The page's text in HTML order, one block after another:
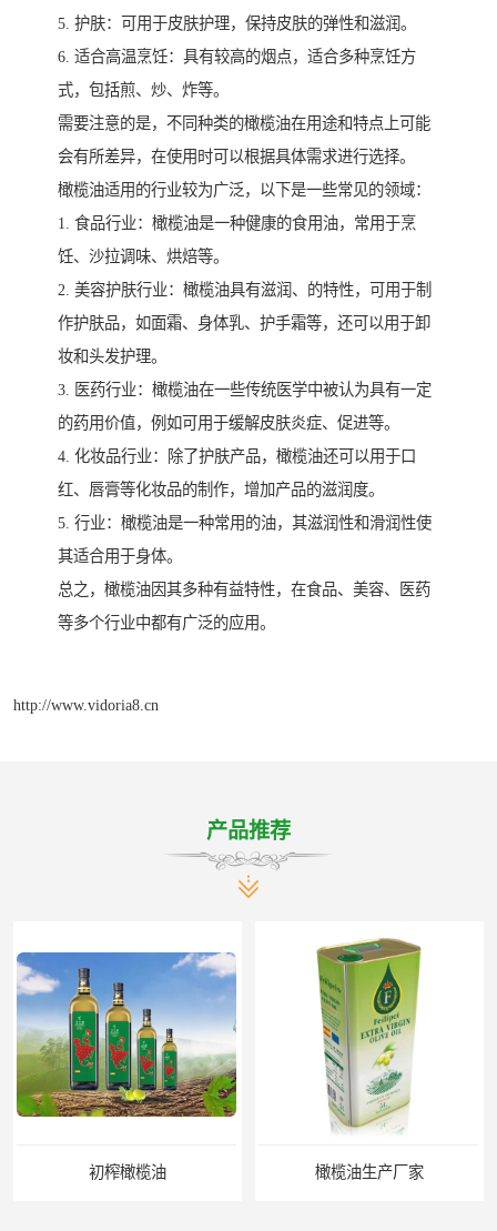
5. 护肤：可用于皮肤护理，保持皮肤的弹性和滋润。
6. 适合高温烹饪：具有较高的烟点，适合多种烹饪方
式，包括煎、炒、炸等。
需要注意的是，不同种类的橄榄油在用途和特点上可能
会有所差异，在使用时可以根据具体需求进行选择。
橄榄油适用的行业较为广泛，以下是一些常见的领域：
1. 食品行业：橄榄油是一种健康的食用油，常用于烹
饪、沙拉调味、烘焙等。
2. 美容护肤行业：橄榄油具有滋润、的特性，可用于制
作护肤品，如面霜、身体乳、护手霜等，还可以用于卸
妆和头发护理。
3. 医药行业：橄榄油在一些传统医学中被认为具有一定
的药用价值，例如可用于缓解皮肤炎症、促进等。
4. 化妆品行业：除了护肤产品，橄榄油还可以用于口
红、唇膏等化妆品的制作，增加产品的滋润度。
5. 行业：橄榄油是一种常用的油，其滋润性和滑润性使
其适合用于身体。
总之，橄榄油因其多种有益特性，在食品、美容、医药
等多个行业中都有广泛的应用。
http://www.vidoria8.cn
产品推荐
橄榄油生产厂家 橄榄油厂家